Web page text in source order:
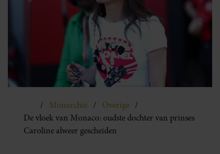
Monarchie
Overige
De vloek van Monaco: oudste dochter van prinses
Caroline alweer gescheiden